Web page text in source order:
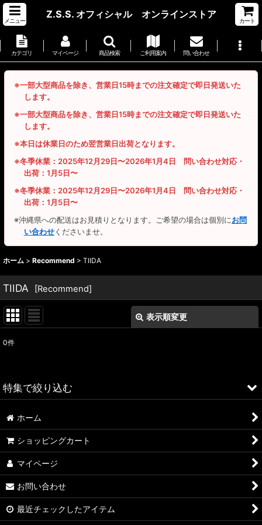
メニュー
Z.S.S. オフィシャル オンラインストア
カート
カテゴリ マイページ 商品検索 ご利用案内 問い合わせ
※一部大型商品を除き、営業日15時までの注文確定で即日発送いた
します。
※一部大型商品を除き、営業日15時までの注文確定で即日発送いた
します。
※本日は休業日のため翌営業日出荷となります。
※冬季休業：2025年12月29日〜2026年1月4日 問い合わせ対応・
出荷：1月5日〜
※冬季休業：2025年12月29日〜2026年1月4日 問い合わせ対応・
出荷：1月5日〜
※沖縄県への配送はお見積りとなります。ご希望の場合は個別にお問
い合わせくださいませ。
ホーム > Recommend > TIIDA
TIIDA [Recommend]
表示順変更
並び順:
0件
特集で絞り込む
ALFA ROMEO > 156
ALFA ROMEO > 147
ALFA ROMEO > 159
A4
ホーム
ショッピングカート
マイページ
お問い合わせ
最近チェックしたアイテム